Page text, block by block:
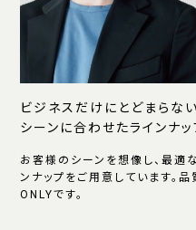
ビジネスだけにとどまらない
シーンに合わせたラインナッ
お客様のシーンを想像し、最適
ンナップをご用意しています。
ONLYです。